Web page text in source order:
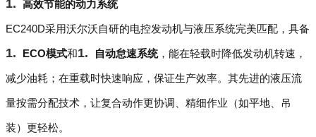
高效节能的动力系统
EC240D采用沃尔沃自研的电控发动机与液压系统完美匹配，具备
ECO模式和 自动怠速系统，能在轻载时降低发动机转速，
减少油耗；在重载时快速响应，保证生产效率。其先进的液压流
量按需分配技术，让复合动作更协调、精细作业（如平地、吊
装）更轻松。